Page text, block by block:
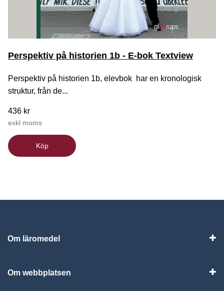
Perspektiv på historien 1b - E-bok Textview
Perspektiv på historien 1b, elevbok har en kronologisk
struktur, från de...
436 kr
exkl moms
Köp
Om läromedel
Om webbplatsen